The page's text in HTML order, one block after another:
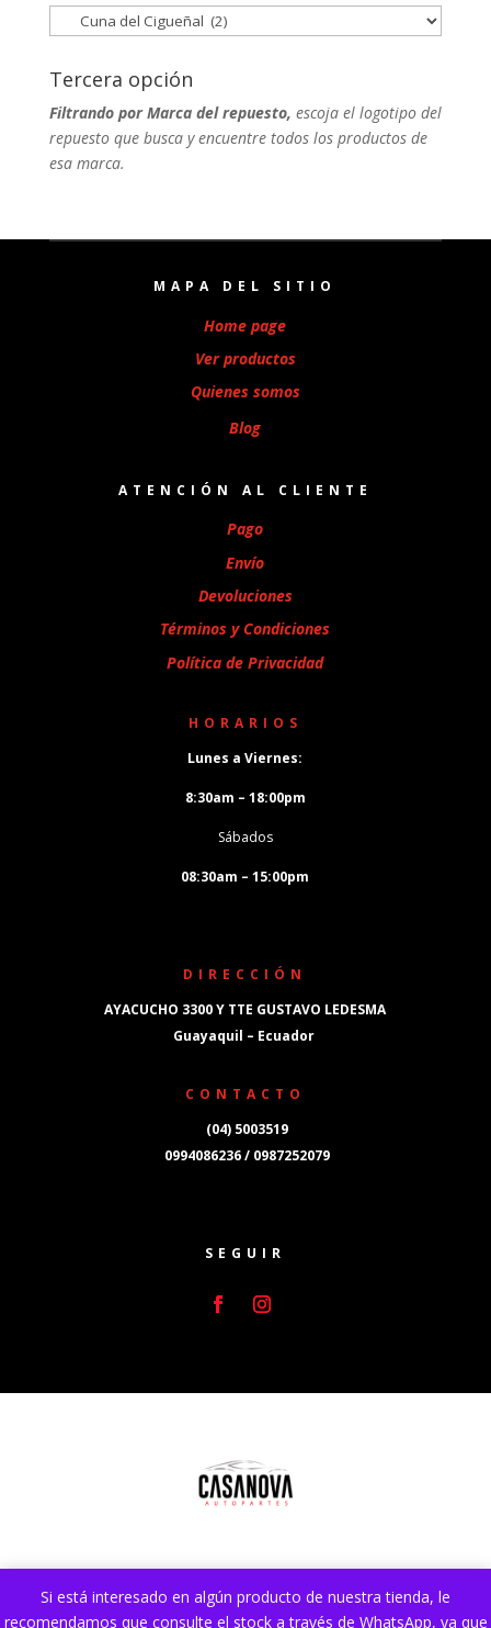
Si está interesado en algún producto de nuestra tienda, le
recomendamos que consulte el stock a través de WhatsApp, ya que
Tercera opción
Filtrando por Marca del repuesto, escoja el logotipo del
repuesto que busca y encuentre todos los productos de
esa marca.
MAPA DEL SITIO
Home page
Ver productos
Quienes somos
Blog
ATENCIÓN AL CLIENTE
Pago
Envío
Devoluciones
Términos y Condiciones
Política de Privacidad
HORARIOS
Lunes a Viernes:
8:30am – 18:00pm
Sábados
08:30am – 15:00pm
DIRECCIÓN
AYACUCHO 3300 Y TTE GUSTAVO LEDESMA
Guayaquil – Ecuador
CONTACTO
(04) 5003519
0994086236 / 0987252079
SEGUIR
Sitio web desarrollado porLumocai.com. Mejorado y
Optimizado porDA SEO Ecuador